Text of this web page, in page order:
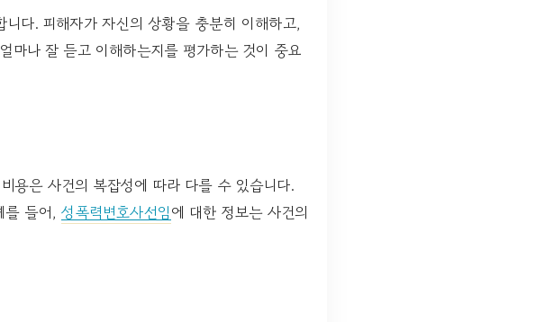
다. 피해자가 자신의 상황을 충분히 이해하고,
마나 잘 듣고 이해하는지를 평가하는 것이 중요
용은 사건의 복잡성에 따라 다를 수 있습니다.
를 들어, 성폭력변호사선임에 대한 정보는 사건의